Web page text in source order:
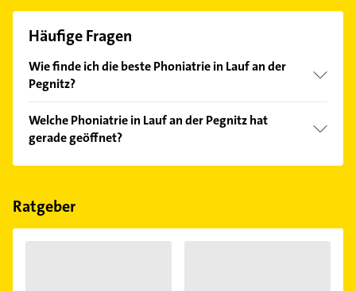
Häufige Fragen
Wie finde ich die beste Phoniatrie in Lauf an der
Pegnitz?
Kundenmeinungen und profitieren Sie von den
Empfehlungen. Die Suchergebnisse können Sie sich
einfach nachBewertungensortiert anzeigen lassen.
Welche Phoniatrie in Lauf an der Pegnitz hat
gerade geöffnet?
Im Anbieter-Bereich finden Sie alleÖffnungszeiten.
Feiertagen abweichen können.
Ratgeber